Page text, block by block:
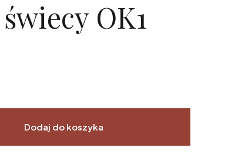
OK1
Dodaj do koszyka